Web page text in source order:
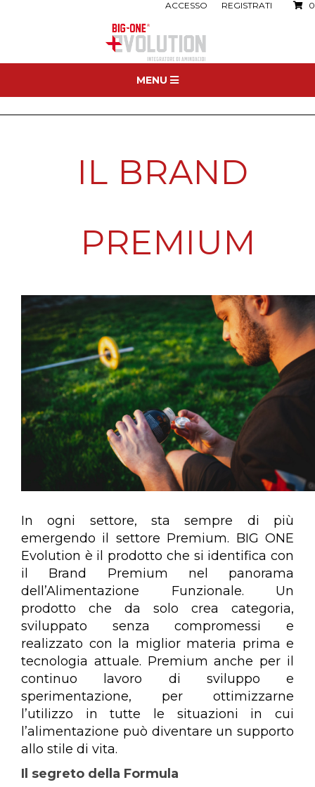
ACCESSO REGISTRATI 0
MENU
In ogni settore, sta sempre di più
emergendo il settore Premium. BIG ONE
Evolution è il prodotto che si identifica con
il Brand Premium nel panorama
dell’Alimentazione Funzionale. Un
prodotto che da solo crea categoria,
sviluppato senza compromessi e
realizzato con la miglior materia prima e
tecnologia attuale. Premium anche per il
continuo lavoro di sviluppo e
sperimentazione, per ottimizzarne
l’utilizzo in tutte le situazioni in cui
l’alimentazione può diventare un supporto
allo stile di vita.
Il segreto della Formula
IL BRAND
PREMIUM